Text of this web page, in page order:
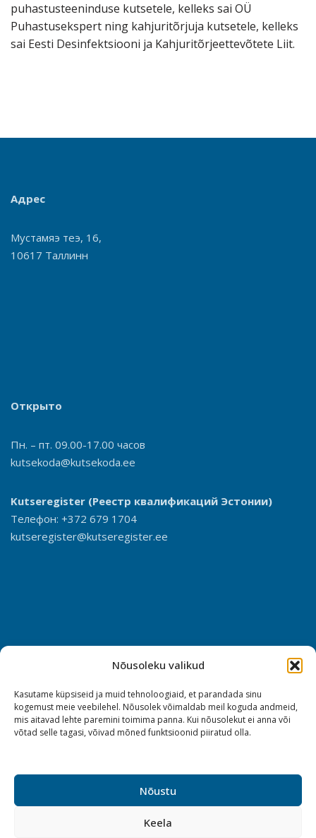
Nõusoleku valikud
Kasutame küpsiseid ja muid tehnoloogiaid, et parandada sinu
kogemust meie veebilehel. Nõusolek võimaldab meil koguda andmeid,
mis aitavad lehte paremini toimima panna. Kui nõusolekut ei anna või
võtad selle tagasi, võivad mõned funktsioonid piiratud olla.
Nõustu
Keela
puhastusteeninduse kutsetele, kelleks sai OÜ
Puhastusekspert ning kahjuritõrjuja kutsetele, kelleks
sai Eesti Desinfektsiooni ja Kahjuritõrjeettevõtete Liit.
Адрес
Мустамяэ теэ, 16,
10617 Таллинн
Открыто
Пн. – пт. 09.00-17.00 часов
kutsekoda@kutsekoda.ee
Kutseregister (Реестр квалификаций Эстонии)
Телефон: +372 679 1704
kutseregister@kutseregister.ee